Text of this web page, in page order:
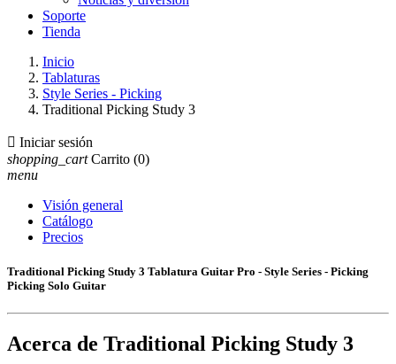
Soporte
Tienda
Inicio
Tablaturas
Style Series - Picking
Traditional Picking Study 3
 Iniciar sesión
shopping_cart Carrito (0)
menu
Visión general
Catálogo
Precios
Traditional Picking Study 3 Tablatura Guitar Pro - Style Series - Picking
Picking Solo Guitar
Acerca de Traditional Picking Study 3